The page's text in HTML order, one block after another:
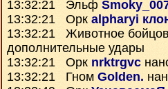
13:32:21 Эльф
13:32:21 Орк alpharyi
13:32:21 Животное
дополнительные удары
13:32:21 Орк nrktrgvc
13:32:21 Гном Golden.